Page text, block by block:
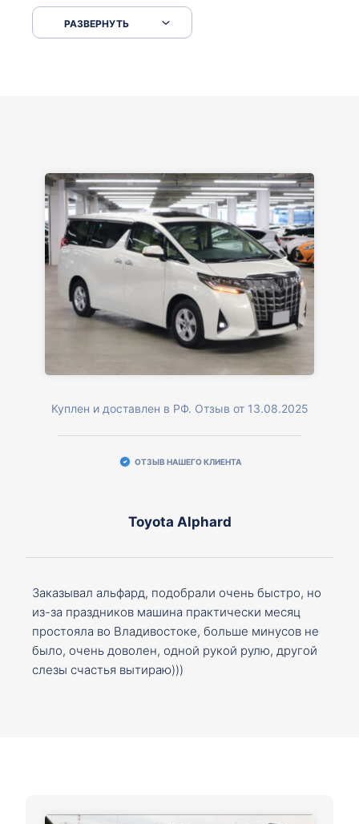
серпантинах по пути следования.
РАЗВЕРНУТЬ
Куплен и доставлен в РФ. Отзыв от 13.08.2025
ОТЗЫВ НАШЕГО КЛИЕНТА
Toyota Alphard
Заказывал альфард, подобрали очень быстро, но
из-за праздников машина практически месяц
простояла во Владивостоке, больше минусов не
было, очень доволен, одной рукой рулю, другой
слезы счастья вытираю)))